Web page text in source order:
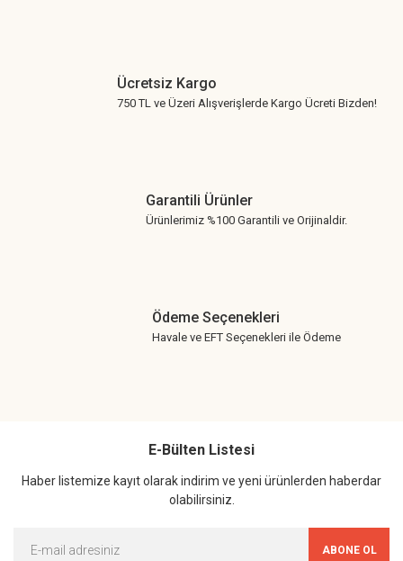
Ücretsiz Kargo
750 TL ve Üzeri Alışverişlerde Kargo Ücreti Bizden!
Garantili Ürünler
Ürünlerimiz %100 Garantili ve Orijinaldir.
Ödeme Seçenekleri
Havale ve EFT Seçenekleri ile Ödeme
E-Bülten Listesi
Haber listemize kayıt olarak indirim ve yeni ürünlerden haberdar
olabilirsiniz.
ABONE OL